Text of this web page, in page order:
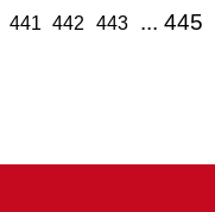
441 442 443 445